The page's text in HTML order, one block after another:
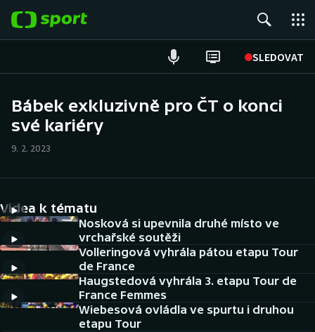
SLEDOVAT
Hokej
Cyklistika
DALŠÍ SPORTY
Americký fotbal
Baseball a softbal
NEPŘEHLÉDNĚTE
Bábek exkluzivně pro ČT o konci
své kariéry
9. 2. 2023
Videa k tématu
Nosková si upevnila druhé místo ve
vrchařské soutěži
Volleringová vyhrála pátou etapu Tour
de France
Haugstedová vyhrála 3. etapu Tour de
France Femmes
Wiebesová ovládla ve spurtu i druhou
etapu Tour